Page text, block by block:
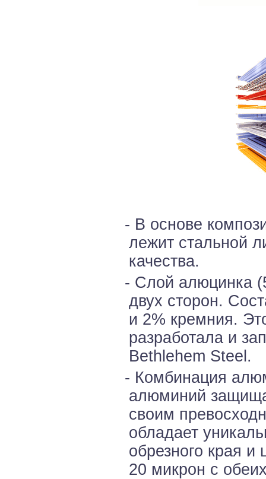
- В основе
лежит стальной
качества.
- Слой алюцинка
двух сторон.
и 2% кремния.
разработала и
Bethlehem Steel.
- Комбинация
алюминий
своим
обладает
обрезного края
20 микрон с